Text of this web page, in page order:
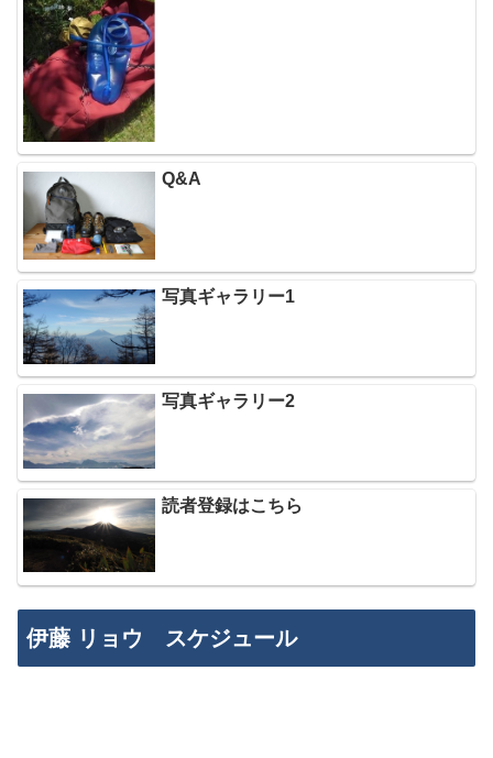
Q&A
写真ギャラリー1
写真ギャラリー2
読者登録はこちら
伊藤 リョウ スケジュール